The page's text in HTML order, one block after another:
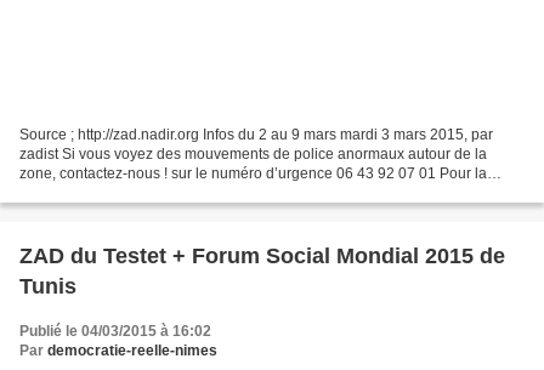
Source ; http://zad.nadir.org Infos du 2 au 9 mars mardi 3 mars 2015, par
zadist Si vous voyez des mouvements de police anormaux autour de la
zone, contactez-nous ! sur le numéro d’urgence 06 43 92 07 01 Pour la
ZAD du Testet + Forum Social Mondial 2015 de
Tunis
Publié le 04/03/2015 à 16:02
Par democratie-reelle-nimes